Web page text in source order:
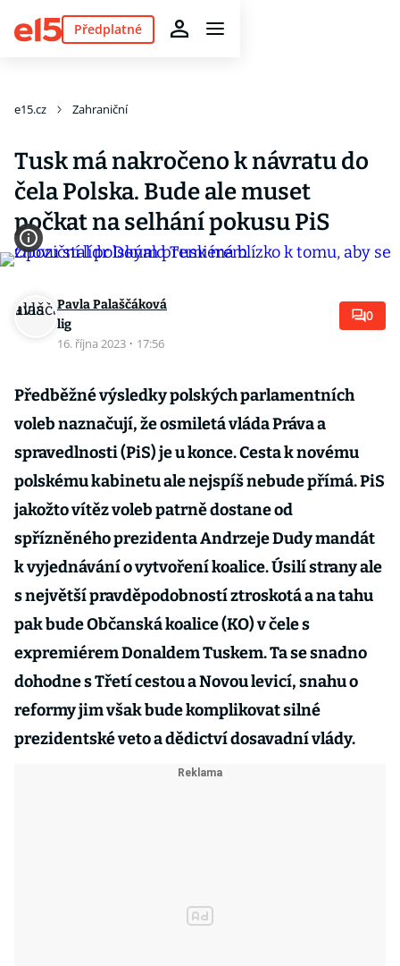
Předplatné
e15.cz Zahraniční
Tusk má nakročeno k návratu do
čela Polska. Bude ale muset
počkat na selhání pokusu PiS
Pavla Palaščáková
lig
16. října 2023 · 17:56
0
Předběžné výsledky polských parlamentních
voleb naznačují, že osmiletá vláda Práva a
spravedlnosti (PiS) je u konce. Cesta k novému
polskému kabinetu ale nejspíš nebude přímá. PiS
jakožto vítěz voleb patrně dostane od
spřízněného prezidenta Andrzeje Dudy mandát
k vyjednávání o vytvoření koalice. Úsilí strany ale
s největší pravděpodobností ztroskotá a na tahu
pak bude Občanská koalice (KO) v čele s
expremiérem Donaldem Tuskem. Ta se snadno
dohodne s Třetí cestou a Novou levicí, snahu o
reformy jim však bude komplikovat silné
prezidentské veto a dědictví dosavadní vlády.